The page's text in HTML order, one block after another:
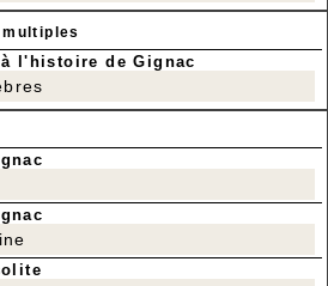
l'histoire de Gignac